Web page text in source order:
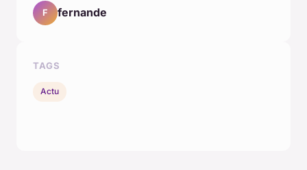
F fernande
TAGS
Actu